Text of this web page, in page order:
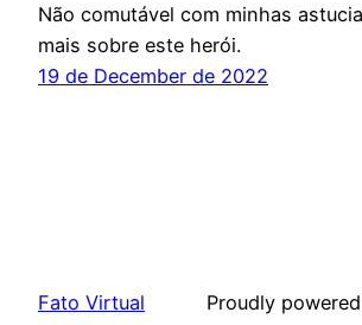
Não comutável com minhas
mais sobre este herói.
19 de December de 2022
Fato Virtual Proudly